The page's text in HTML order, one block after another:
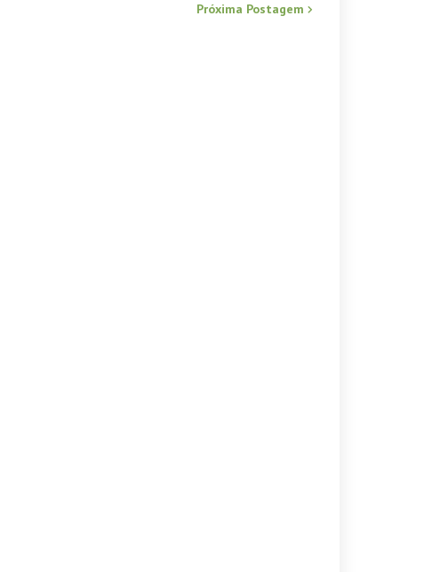
Próxima Postagem